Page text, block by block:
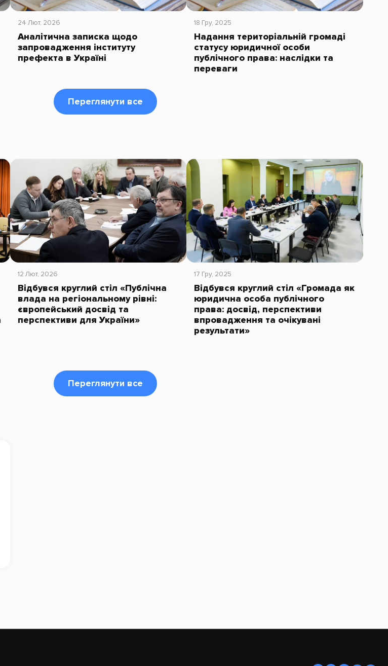
24 Лют, 2026
Аналітична записка щодо
запровадження інституту
префекта в Україні
18 Гру, 2025
Надання територіальній громаді
статусу юридичної особи
публічного права: наслідки та
переваги
Переглянути все
12 Лют, 2026
Відбувся круглий стіл «Публічна
влада на регіональному рівні:
європейський досвід та
перспективи для України»
17 Гру, 2025
Відбувся круглий стіл «Громада як
юридична особа публічного
права: досвід, перспективи
впровадження та очікувані
результати»
Переглянути все